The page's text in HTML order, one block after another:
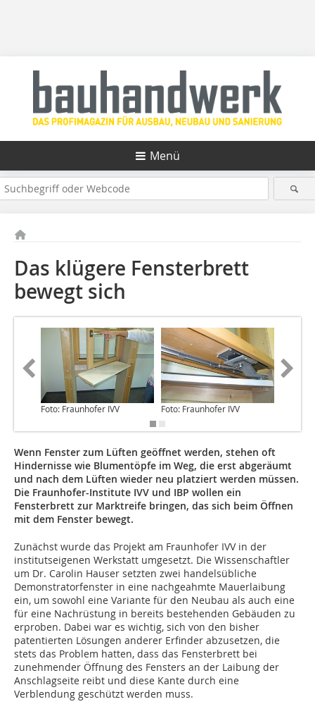
Menü
Das klügere Fensterbrett
bewegt sich
Foto: Fraunhofer IVV Foto: Fraunhofer IVV
Wenn Fenster zum Lüften geöffnet werden, stehen oft
Hindernisse wie Blumentöpfe im Weg, die erst abgeräumt
und nach dem Lüften wieder neu platziert werden müssen.
Die Fraunhofer-Institute IVV und IBP wollen ein
Fensterbrett zur Marktreife bringen, das sich beim Öffnen
mit dem Fenster bewegt.
Zunächst wurde das Projekt am Fraunhofer IVV in der
institutseigenen Werkstatt umgesetzt. Die Wissen­schaftler
um Dr. Carolin Hauser setzten zwei handelsübliche
Demonstratorfenster in eine nachgeahmte Mauerlaibung
ein, um sowohl eine Variante für den Neubau als auch eine
für eine Nachrüstung in bereits bestehenden Gebäuden zu
erproben. Dabei war es wichtig, sich von den bisher
patentierten Lösungen anderer Erfinder abzusetzen, die
stets das Problem hatten, dass das Fensterbrett bei
zunehmender Öffnung des Fensters an der Laibung der
Anschlagseite reibt und diese Kante durch eine
Verblendung geschützt werden muss.